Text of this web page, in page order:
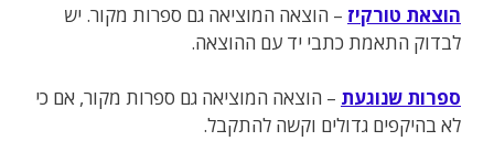
הוצאת טורקיז– הוצאה המוציאה גם ספרות מקור. יש
לבדוק התאמת כתבי יד עם ההוצאה.
ספרות שנוגעת– הוצאה המוציאה גם ספרות מקור, אם כי
לא בהיקפים גדולים וקשה להתקבל.